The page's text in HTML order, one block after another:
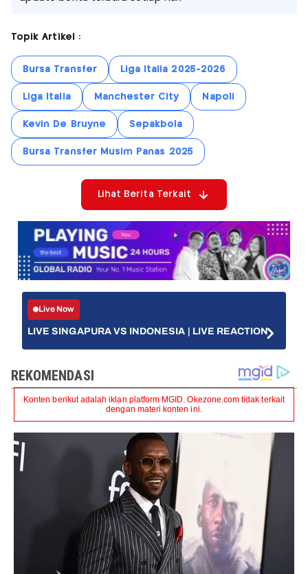
Topik Artikel :
Bursa Transfer Liga Italia 2025-2026
Liga Italia Manchester City Napoli
Kevin De Bruyne Sepakbola
Bursa Transfer Musim Panas 2025
Lihat Berita Terkait
Live Now
LIVE SINGAPURA VS INDONESIA | LIVE REACTION